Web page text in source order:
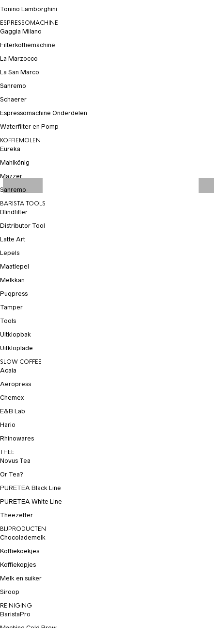
Tonino Lamborghini
ESPRESSOMACHINE
Gaggia Milano
Filterkoffiemachine
La Marzocco
La San Marco
Sanremo
Schaerer
Espressomachine Onderdelen
Waterfilter en Pomp
KOFFIEMOLEN
Eureka
Mahlkönig
Mazzer
Sanremo
BARISTA TOOLS
Blindfilter
Distributor Tool
Latte Art
Lepels
Maatlepel
Melkkan
Puqpress
Tamper
Tools
Uitklopbak
Uitkloplade
SLOW COFFEE
Acaia
Aeropress
Chemex
E&B Lab
Hario
Rhinowares
THEE
Novus Tea
Or Tea?
PURETEA Black Line
PURETEA White Line
Theezetter
BIJPRODUCTEN
Chocolademelk
Koffiekoekjes
Koffiekopjes
Melk en suiker
Siroop
REINIGING
BaristaPro